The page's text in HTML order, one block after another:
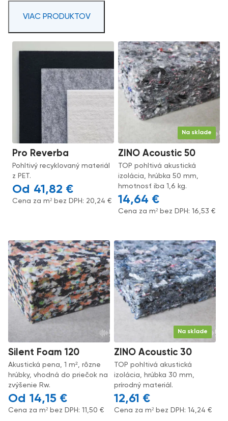
VIAC PRODUKTOV
Pro Reverba
Pohltivý recyklovaný materiál
z PET.
41,82 €
Cena za m² bez DPH: 20,24€
Na sklade
ZINO Acoustic 50
TOP pohltivá akustická
izolácia, hrúbka 50 mm,
hmotnosť iba 1,6 kg.
14,64 €
Cena za m² bez DPH:16,53€
Silent Foam 120
Akustická pena, 1 m², rôzne
hrúbky, vhodná do priečok na
zvýšenie Rw.
14,15 €
Cena za m² bez DPH: 11,50 €
Na sklade
ZINO Acoustic 30
TOP pohltivá akustická
izolácia, hrúbka 30 mm,
prírodný materiál.
12,61 €
Cena za m² bez DPH: 14,24 €